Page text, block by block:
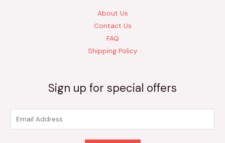
About Us
Contact Us
FAQ
Shipping Policy
Sign up for special offers
m